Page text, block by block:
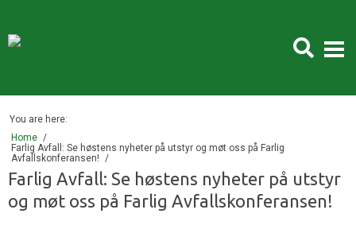
You are here:
Home
Farlig Avfall: Se høstens nyheter på utstyr og møt oss på Farlig
Avfallskonferansen!
Farlig Avfall: Se høstens nyheter på utstyr
og møt oss på Farlig Avfallskonferansen!